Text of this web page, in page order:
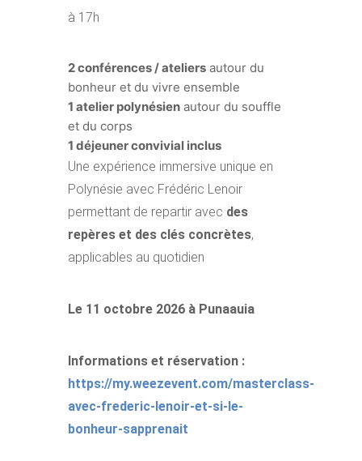
à 17h
2 conférences / ateliers autour du
bonheur et du vivre ensemble
1 atelier polynésien autour du souffle
et du corps
1 déjeuner convivial inclus
Une expérience immersive unique en
Polynésie avec Frédéric Lenoir
permettant de repartir avec des
repères et des clés concrètes,
applicables au quotidien
Le 11 octobre 2026 à Punaauia
Informations et réservation :
https://my.weezevent.com/masterclass-
avec-frederic-lenoir-et-si-le-
bonheur-sapprenait